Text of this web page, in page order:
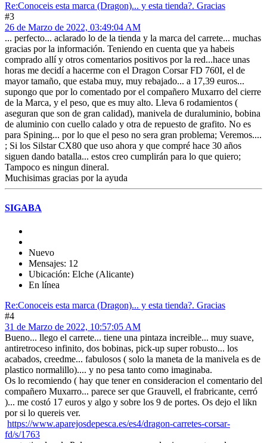
Re:Conoceis esta marca (Dragon)... y esta tienda?. Gracias
#3
26 de Marzo de 2022, 03:49:04 AM
... perfecto... aclarado lo de la tienda y la marca del carrete... muchas
gracias por la información. Teniendo en cuenta que ya habeis
comprado allí y otros comentarios positivos por la red...hace unas
horas me decidí a hacerme con el Dragon Corsar FD 760I, el de
mayor tamaño, que estaba muy, muy rebajado... a 17,39 euros...
supongo que por lo comentado por el compañero Muxarro del cierre
de la Marca, y el peso, que es muy alto. Lleva 6 rodamientos (
aseguran que son de gran calidad), manivela de duraluminio, bobina
de aluminio con cuello calado y otra de repuesto de grafito. No es
para Spining... por lo que el peso no sera gran problema; Veremos....
; Si los Silstar CX80 que uso ahora y que compré hace 30 años
siguen dando batalla... estos creo cumplirán para lo que quiero;
Tampoco es ningun dineral.
Muchisimas gracias por la ayuda
SIGABA
Nuevo
Mensajes: 12
Ubicación: Elche (Alicante)
En línea
Re:Conoceis esta marca (Dragon)... y esta tienda?. Gracias
#4
31 de Marzo de 2022, 10:57:05 AM
Bueno... llego el carrete... tiene una pintaza increible... muy suave,
antiretroceso infinito, dos bobinas, pick-up super robusto... los
acabados, creedme... fabulosos ( solo la maneta de la manivela es de
plastico normalillo).... y no pesa tanto como imaginaba.
Os lo recomiendo ( hay que tener en consideracion el comentario del
compañero Muxarro... parece ser que Grauvell, el frabricante, cerró
)... me costó 17 euros y algo y sobre los 9 de portes. Os dejo el likn
por si lo quereis ver.
https://www.aparejosdepesca.es/es4/dragon-carretes-corsar-
fd/s/1763